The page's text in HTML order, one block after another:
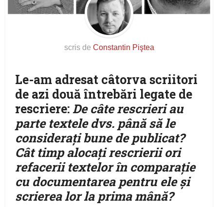
scris de Constantin Piştea
Le-am adresat câtorva scriitori
de azi două întrebări legate de
rescriere:De câte rescrieri au
parte textele dvs. până să le
consideraţi bune de publicat?
Cât timp alocaţi rescrierii ori
refacerii textelor în comparație
cu documentarea pentru ele și
scrierea lor la prima mână?